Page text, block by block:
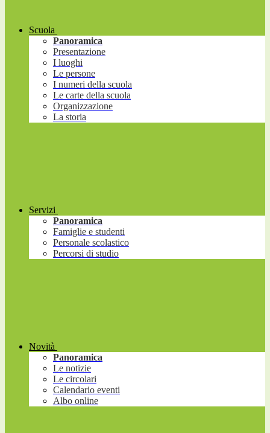
Scuola
Panoramica
Presentazione
I luoghi
Le persone
I numeri della scuola
Le carte della scuola
Organizzazione
La storia
Servizi
Panoramica
Famiglie e studenti
Personale scolastico
Percorsi di studio
Novità
Panoramica
Le notizie
Le circolari
Calendario eventi
Albo online